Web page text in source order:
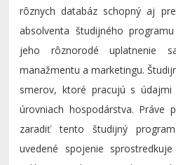
rôznych databáz schopný aj
absolventa študijného
jeho rôznorodé uplatnenie
manažmentu a marketingu.
smerov, ktoré pracujú s
úrovniach hospodárstva. Práve
zaradiť tento študijný
uvedené spojenie